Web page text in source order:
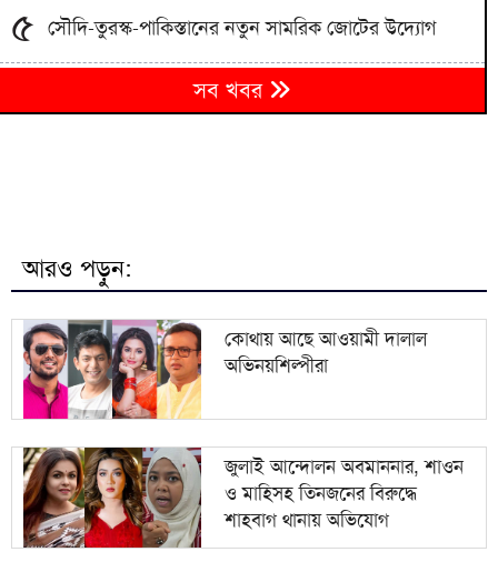
৫ সৌদি-তুরস্ক-পাকিস্তানের নতুন সামরিক জোটের উদ্যোগ
মেহেরপুর সীমান্তে ৫ জনকে পুশইনের চেষ্টা, বিজিবির
প্রতিরোধ
গ্রেপ্তার
৯ ফলাফল জানবেন যেভাবে
১০ সেপ্টেম্বরে যুক্তরাষ্ট্র সফরে যাচ্ছেন প্রধানমন্ত্রী
সব খবর
আরও পড়ুন:
কোথায় আছে আওয়ামী দালাল
অভিনয়শিল্পীরা
জুলাই আন্দোলন অবমাননার, শাওন
ও মাহিসহ তিনজনের বিরুদ্ধে
শাহবাগ থানায় অভিযোগ